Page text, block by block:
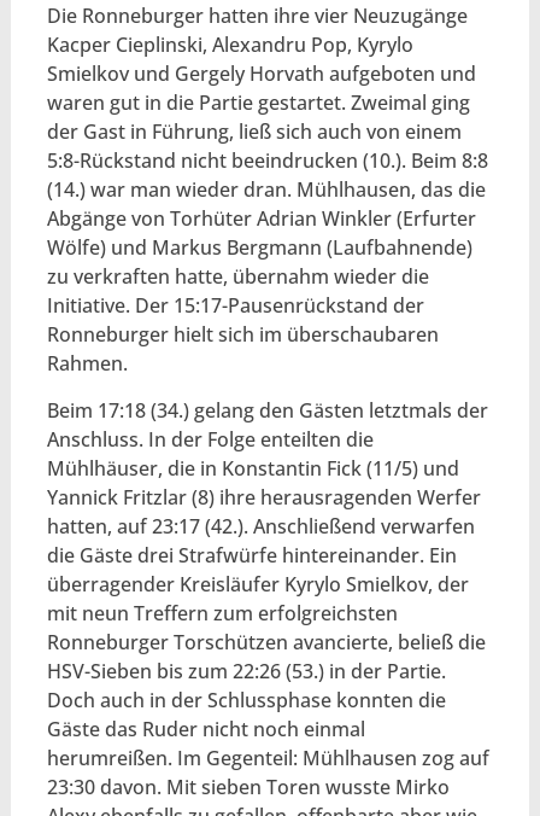
Die Ronneburger hatten ihre vier Neuzugänge
Kacper Cieplinski, Alexandru Pop, Kyrylo
Smielkov und Gergely Horvath aufgeboten und
waren gut in die Partie gestartet. Zweimal ging
der Gast in Führung, ließ sich auch von einem
5:8-Rückstand nicht beeindrucken (10.). Beim 8:8
(14.) war man wieder dran. Mühlhausen, das die
Abgänge von Torhüter Adrian Winkler (Erfurter
Wölfe) und Markus Bergmann (Laufbahnende)
zu verkraften hatte, übernahm wieder die
Initiative. Der 15:17-Pausenrückstand der
Ronneburger hielt sich im überschaubaren
Rahmen.
Beim 17:18 (34.) gelang den Gästen letztmals der
Anschluss. In der Folge enteilten die
Mühlhäuser, die in Konstantin Fick (11/5) und
Yannick Fritzlar (8) ihre herausragenden Werfer
hatten, auf 23:17 (42.). Anschließend verwarfen
die Gäste drei Strafwürfe hintereinander. Ein
überragender Kreisläufer Kyrylo Smielkov, der
mit neun Treffern zum erfolgreichsten
Ronneburger Torschützen avancierte, beließ die
HSV-Sieben bis zum 22:26 (53.) in der Partie.
Doch auch in der Schlussphase konnten die
Gäste das Ruder nicht noch einmal
herumreißen. Im Gegenteil: Mühlhausen zog auf
23:30 davon. Mit sieben Toren wusste Mirko